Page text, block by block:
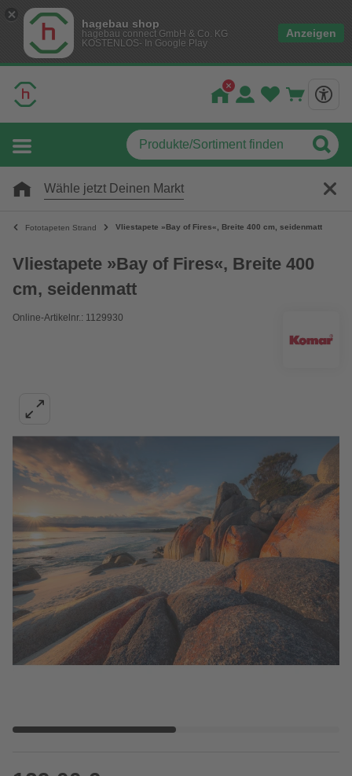
hagebau shop
hagebau connect GmbH & Co. KG
KOSTENLOS- In Google Play
Anzeigen
Wähle jetzt Deinen Markt
Fototapeten Strand Vliestapete »Bay of Fires«, Breite 400 cm, seidenmatt
Vliestapete »Bay of Fires«, Breite 400
cm, seidenmatt
Online-Artikelnr.: 1129930